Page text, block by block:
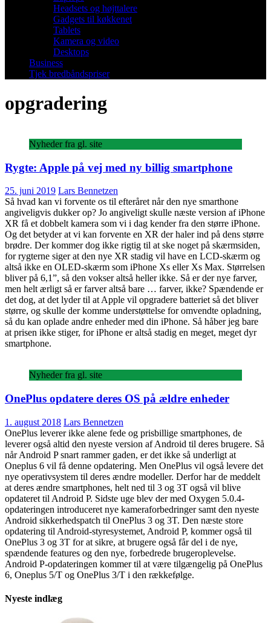
Headsets og højttalere
Gadgets til køkkenet
Tablets
Kamera og video
Desktops
Business
Tjek bredbåndspriser
opgradering
Nyheder fra gl. site
Rygte: Apple på vej med ny billig smartphone
25. juni 2019 Lars Bennetzen
Så hvad kan vi forvente os til efteråret når den nye smarthone
angiveligvis dukker op? Jo angiveligt skulle næste version af iPhone
XR få et dobbelt kamera som vi i dag kender fra den større iPhone.
Og det betyder at vi kan forvente en XR der haler ind på dens større
brødre. Der kommer dog ikke rigtig til at ske noget på skærmsiden,
for rygterne siger at den nye XR stadig vil have en LCD-skærm og
altså ikke en OLED-skærm som iPhone Xs eller Xs Max. Størrelsen
bliver på 6,1”, så den vokser altså heller ikke. Så er der nye farver,
men helt ærligt så er farver altså bare … farver, ikke? Spændende er
det dog, at det lyder til at Apple vil opgradere batteriet så det bliver
større, og skulle der komme understøttelse for omvendte opladning,
så du kan oplade andre enheder med din iPhone. Så håber jeg bare
at prisen ikke stiger, for iPhone er altså stadig en meget, meget dyr
smartphone.
Nyheder fra gl. site
OnePlus opdatere deres OS på ældre enheder
1. august 2018 Lars Bennetzen
OnePlus leverer ikke alene fede og prisbillige smartphones, de
leverer også altid den nyeste version af Android til deres brugere. Så
når Android P snart rammer gaden, er det ikke så underligt at
Oneplus 6 vil få denne opdatering. Men OnePlus vil også levere det
nye operativsystem til deres ændre modeller. Derfor har de meddelt
at deres ændre smartphones, helt ned til 3 og 3T også vil blive
opdateret til Android P. Sidste uge blev der med Oxygen 5.0.4-
opdateringen introduceret nye kameraforbedringer samt den nyeste
Android sikkerhedspatch til OnePlus 3 og 3T. Den næste store
opdatering til Android-styresystemet, Android P, kommer også til
OnePlus 3 og 3T for at sikre, at brugere også får del i de nye,
spændende features og den nye, forbedrede brugeroplevelse.
Android P-opdateringen kommer til at være tilgængelig på OnePlus
6, Oneplus 5/T og OnePlus 3/T i den rækkefølge.
Nyeste indlæg